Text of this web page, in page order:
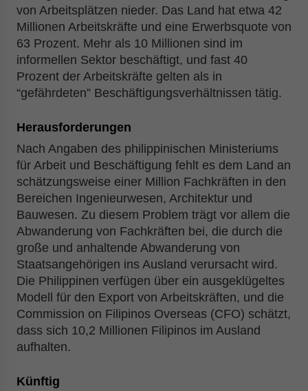
von Arbeitsplätzen nieder. Das Land hat etwa 42
Millionen Arbeitskräfte und eine Erwerbsquote von
63 Prozent. Mehr als 10 Millionen sind im
informellen Sektor beschäftigt, und fast 40
Prozent der Arbeitskräfte gelten als in
“gefährdeten” Beschäftigungsverhältnissen tätig.
Herausforderungen
Nach Angaben des philippinischen Ministeriums
für Arbeit und Beschäftigung fehlt es dem Land an
schätzungsweise einer Million Fachkräften in den
Bereichen Ingenieurwesen, Architektur und
Bauwesen. Zu diesem Problem trägt vor allem die
Abwanderung von Fachkräften bei, die durch die
große und anhaltende Abwanderung von
Staatsangehörigen ins Ausland verursacht wird.
Die Philippinen verfügen über ein ausgeklügeltes
Modell für den Export von Arbeitskräften, und die
Commission on Filipinos Overseas (CFO) schätzt,
dass sich 10,2 Millionen Filipinos im Ausland
aufhalten.
Künftig